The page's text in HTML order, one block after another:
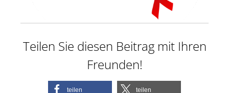
Teilen Sie diesen Beitrag mit Ihren
Freunden!
teilen teilen